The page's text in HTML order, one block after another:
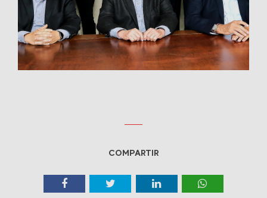
COMPARTIR